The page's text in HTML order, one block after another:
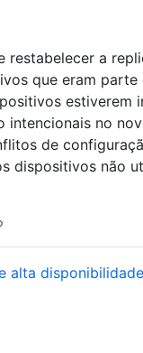
restabelecer a
que eram
estiverem
intencionais no
de
dispositivos não
alta disponibilidade